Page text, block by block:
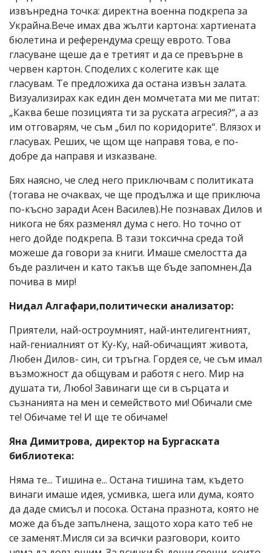
извънредна точка: директна военна подкрепа за
Украйна.Вече имах два жълти картона: хартиената
бюлетина и референдума срещу еврото. Това
гласуване щеше да е третият и да се превърне в
червен картон. Споделих с колегите как ще
гласувам. Те предложиха да остана извън залата.
Визуализирах как един ден момчетата ми ме питат:
„Каква беше позицията ти за руската агресия?“, а аз
им отговарям, че съм „бил по коридорите“. Влязох и
гласувах. Реших, че щом ще направя това, е по-
добре да направя и изказване.
Бях наясно, че след него приключвам с политиката
(тогава не очаквах, че ще продължа и ще приключа
по-късно заради Асен Василев).Не познавах Дилов и
никога не бях разменял дума с него. Но точно от
него дойде подкрепа. В тази токсична среда той
можеше да говори за книги. Имаше смелостта да
бъде различен и като такъв ще бъде запомнен.Да
почива в мир!
Нидал Алгафари,политически анализатор:
Приятели, най-остроумният, най-интелигентният,
най-гениалният от Ку-Ку, най-обичащият живота,
Любен Дилов- син, си тръгна. Гордея се, че съм имал
възможност да общувам и работя с него. Мир на
душата ти, Любо! Завинаги ще си в сърцата и
съзнанията на мен и семейството ми! Обичали сме
те! Обичаме те! И ще те обичаме!
Яна Димитрова, директор на Бургаската
библиотека:
Няма те... Тишина е... Остана тишина там, където
винаги имаше идея, усмивка, шега или дума, която
да даде смисъл и посока. Остана празнота, която не
може да бъде запълнена, защото хора като теб не
се заменят.Мисля си за всички разговори, които